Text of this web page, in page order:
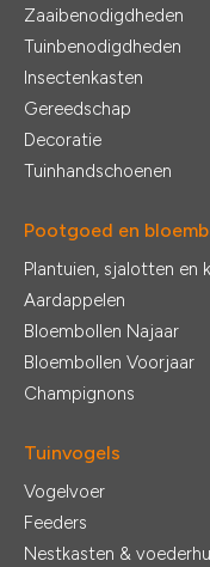
Zaaibenodigdheden
Tuinbenodigdheden
Insectenkasten
Gereedschap
Decoratie
Tuinhandschoenen
Pootgoed en
Plantuien, sjalotten en
Aardappelen
Bloembollen Najaar
Bloembollen Voorjaar
Champignons
Tuinvogels
Vogelvoer
Feeders
Nestkasten &